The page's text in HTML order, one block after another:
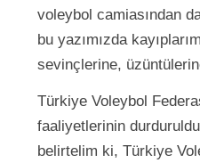
voleybol camiasından
bu yazımızda
sevinçlerine,
Türkiye Voleybol
faaliyetlerinin
belirtelim ki, Türkiye